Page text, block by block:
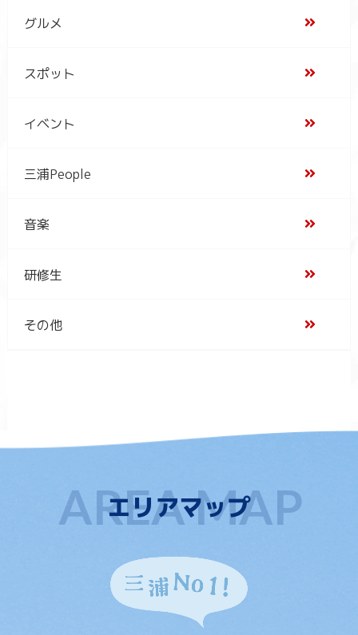
グルメ
スポット
イベント
三浦People
音楽
研修生
その他
エリアマップ